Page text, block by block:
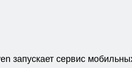
запускает сервис